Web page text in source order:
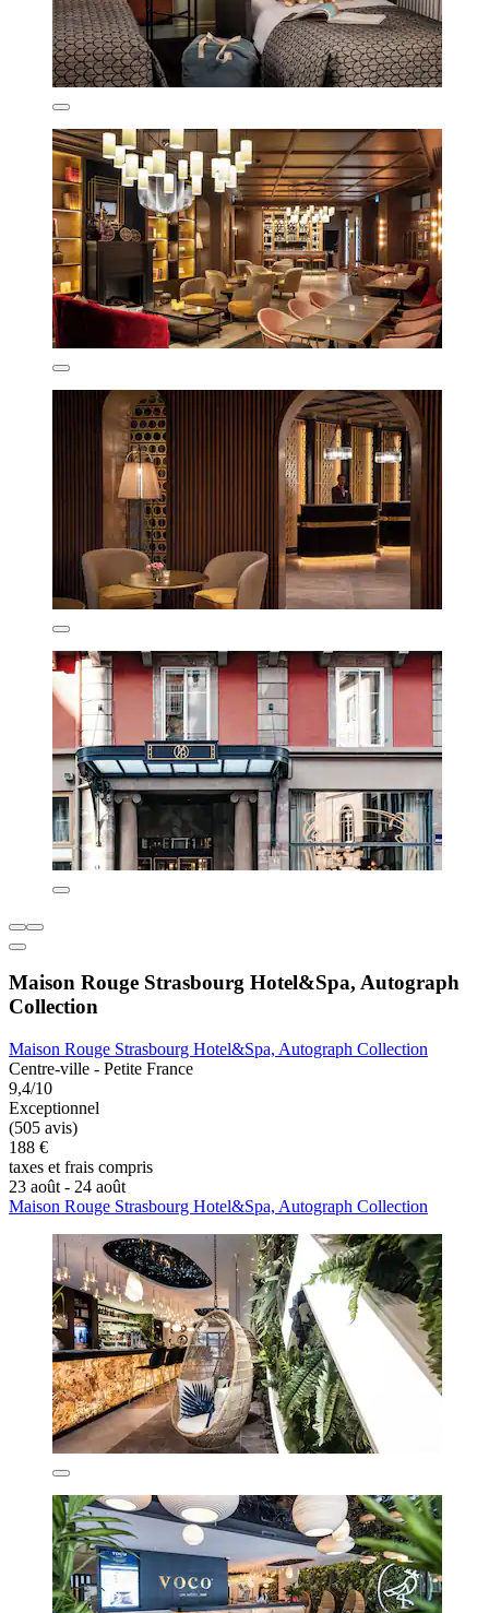
Maison Rouge Strasbourg Hotel&Spa, Autograph
Collection
Maison Rouge Strasbourg Hotel&Spa, Autograph Collection
Centre-ville - Petite France
9,4/10
Exceptionnel
(505 avis)
188 €
taxes et frais compris
23 août - 24 août
Maison Rouge Strasbourg Hotel&Spa, Autograph Collection